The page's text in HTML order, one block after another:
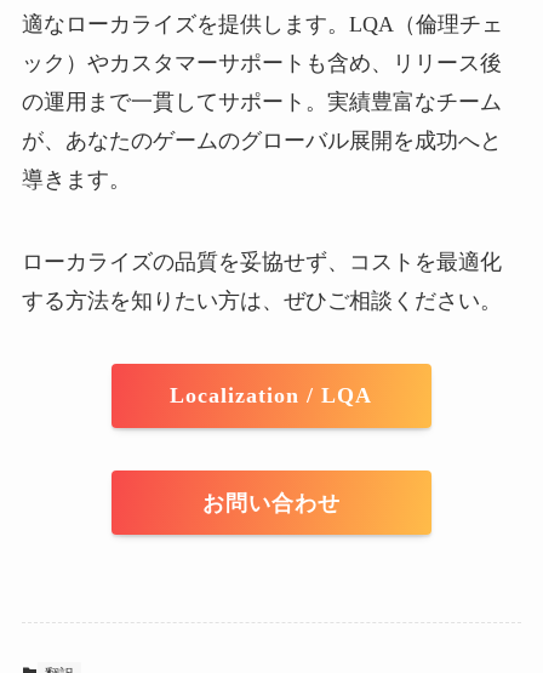
適なローカライズを提供します。LQA（倫理チェ
ック）やカスタマーサポートも含め、リリース後
の運用まで一貫してサポート。実績豊富なチーム
が、あなたのゲームのグローバル展開を成功へと
導きます。
ローカライズの品質を妥協せず、コストを最適化
する方法を知りたい方は、ぜひご相談ください。
Localization / LQA
お問い合わせ